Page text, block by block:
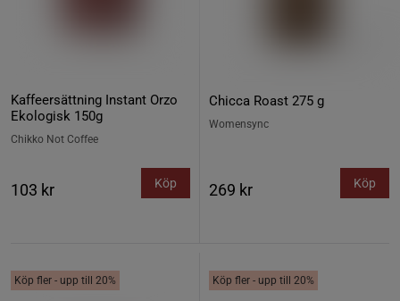
Kaffeersättning Instant Orzo
Ekologisk 150g
Chikko Not Coffee
103 kr Köp
Chicca Roast 275 g
Womensync
269 kr Köp
Köp fler - upp till 20% Köp fler - upp till 20%